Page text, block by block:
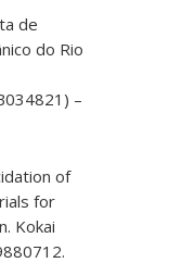
de
do Rio
–
of
for
Kokai